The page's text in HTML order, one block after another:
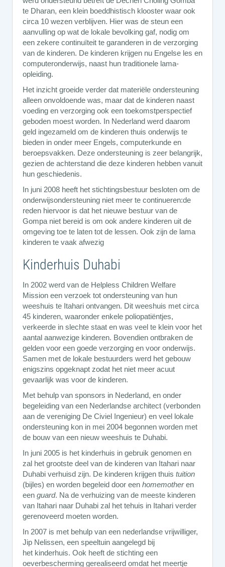
te Dharan, een klein boeddhistisch klooster waar ook
circa 10 wezen verblijven. Hier was de steun een
aanvulling op wat de lokale bevolking gaf, nodig om
een zekere continuïteit te garanderen in de verzorging
van de kinderen. De kinderen krijgen nu Engelse les en
computeronderwijs, naast hun traditionele lama-
opleiding.
Het inzicht groeide verder dat materiële ondersteuning
alleen onvoldoende was, maar dat de kinderen naast
voeding en verzorging ook een toekomstperspectief
geboden moest worden. In Nederland werd daarom
geld ingezameld om de kinderen thuis onderwijs te
bieden in onder meer Engels, computerkunde en
beroepsvakken. Deze ondersteuning is zeer belangrijk,
gezien de achterstand die deze kinderen hebben vanuit
hun geschiedenis.
In juni 2008 heeft het stichtingsbestuur besloten om de
onderwijsondersteuning niet meer te continueren:de
reden hiervoor is dat het nieuwe bestuur van de
Gompa niet bereid is om ook andere kinderen uit de
omgeving toe te laten tot de lessen. Ook zijn de lama
kinderen te vaak afwezig
Kinderhuis Duhabi
In 2002 werd van de Helpless Children Welfare
Mission een verzoek tot ondersteuning van hun
weeshuis te Itahari ontvangen. Dit weeshuis met circa
45 kinderen, waaronder enkele poliopatiëntjes,
verkeerde in slechte staat en was veel te klein voor het
aantal aanwezige kinderen. Bovendien ontbraken de
gelden voor een goede verzorging en voor onderwijs.
Samen met de lokale bestuurders werd het gebouw
enigszins opgeknapt zodat het niet meer acuut
gevaarlijk was voor de kinderen.
Met behulp van sponsors in Nederland, en onder
begeleiding van een Nederlandse architect (verbonden
aan de vereniging De Civiel Ingenieur) en veel lokale
ondersteuning kon in mei 2004 begonnen worden met
de bouw van een nieuw weeshuis te Duhabi.
In juni 2005 is het kinderhuis in gebruik genomen en
zal het grootste deel van de kinderen van Itahari naar
Duhabi verhuisd zijn. De kinderen krijgen thuis tuition
(bijles) en worden begeleid door een homemotheren
een guard. Na de verhuizing van de meeste kinderen
van Itahari naar Duhabi zal het tehuis in Itahari verder
gerenoveerd moeten worden.
In 2007 is met behulp van een nederlandse vrijwilliger,
Jip Nelissen, een speeltuin aangelegd bij
het kinderhuis. Ook heeft de stichting een
oeverbescherming gerealiseerd omdat het meertje